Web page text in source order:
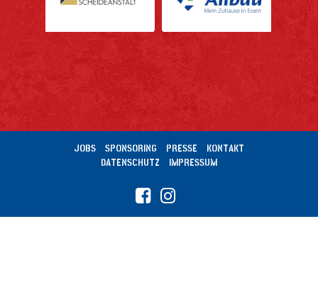
JOBS SPONSORING PRESSE
KONTAKT
DATENSCHUTZ
IMPRESSUM